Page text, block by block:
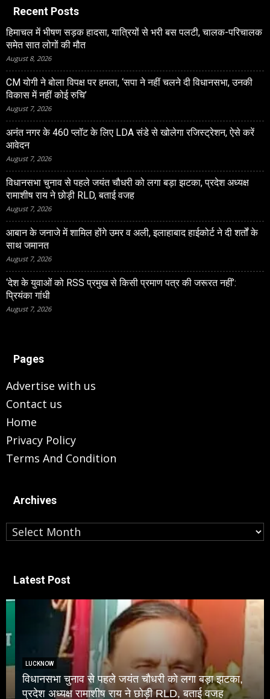
Recent Posts
हिमाचल में भीषण सड़क हादसा, यात्रियों से भरी बस पलटी, चालक-परिचालक
समेत सात लोगों की मौत
August 8, 2026
CM योगी ने बोला विपक्ष पर हमला, ‘सपा ने नहीं चलने दी विधानसभा, उनकी
विकास में नहीं कोई रुचि’
August 7, 2026
अनंत नगर के 460 प्‍लॉट के लिए LDA संडे से खोलेगा रजिस्‍ट्रेशन, ऐसे करें
आवेदन
August 7, 2026
विधानसभा चुनाव से पहले जयंत चौधरी को लगा बड़ा झटका, प्रदेश अध्यक्ष
रामाशीष राय ने छोड़ी RLD, बताई वजह
August 7, 2026
आबान के जनाजे में शामिल होंगे उमर व अली, इलाहाबाद हाईकोर्ट ने दी शर्तों के
साथ जमानत
August 7, 2026
‘देश के युवाओं को RSS प्रमुख से किसी प्रमाण पत्र की जरूरत नहीं’:
प्रियंका गांधी
August 7, 2026
Pages
Advertise with us
Contact us
Home
Privacy Policy
Terms And Condition
Archives
Archives
Latest Post
LUCKNOW
विधानसभा चुनाव से पहले जयंत चौधरी को लगा बड़ा झटका,
प्रदेश अध्यक्ष रामाशीष राय ने छोड़ी RLD, बताई वजह